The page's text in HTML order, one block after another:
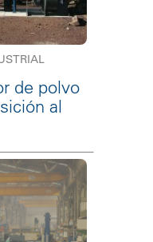
de polvo
al